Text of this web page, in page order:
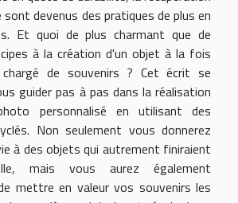
devenus des pratiques de plus en
Et quoi de plus charmant que de
à la création d'un objet à la fois
de souvenirs ? Cet écrit se
guider pas à pas dans la réalisation
personnalisé en utilisant des
Non seulement vous donnerez
à des objets qui autrement finiraient
mais vous aurez également
mettre en valeur vos souvenirs les